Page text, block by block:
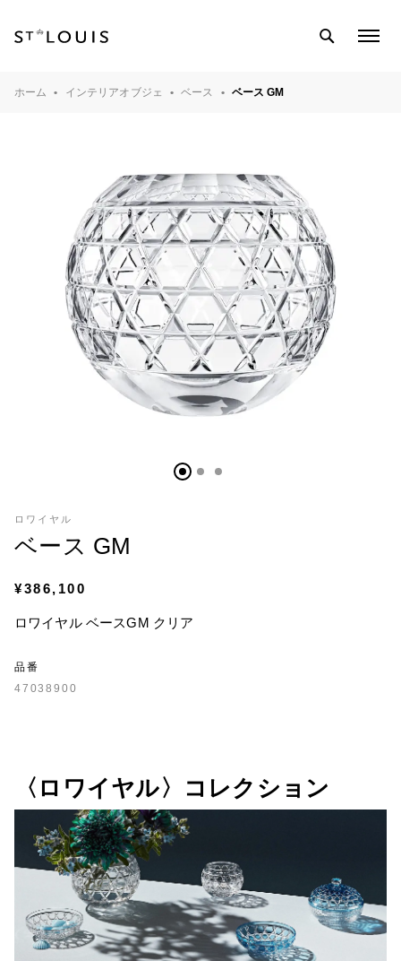
テーブルウェア
クリスタル工房
SEARCH
ホーム インテリアオブジェ ベース ベース GM
ロワイヤル
ベース GM
¥386,100
ロワイヤル ベースGM クリア
品番
47038900
〈ロワイヤル〉コレクション